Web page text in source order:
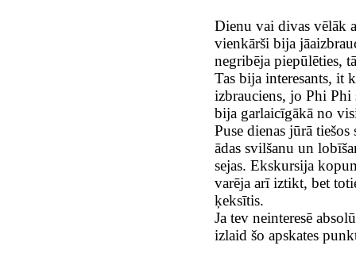
Dienu vai divas vēlāk
vienkārši bija
negribēja piepūlēties,
Tas bija interesants, it
izbrauciens, jo Phi Phi
bija garlaicīgākā no
Puse dienas jūrā
ādas svilšanu un
sejas. Ekskursija
varēja arī iztikt, bet
ķeksītis.
Ja tev neinteresē
izlaid šo apskates